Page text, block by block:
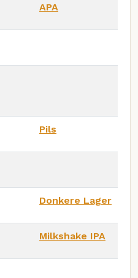
APA
Pils
Donkere Lager
Milkshake IPA